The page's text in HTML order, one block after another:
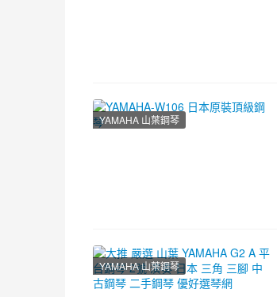
YAMAHA 山葉鋼琴
YAMAHA 山葉鋼琴